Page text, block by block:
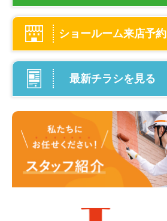
ショールーム来店予約
最新チラシを見る